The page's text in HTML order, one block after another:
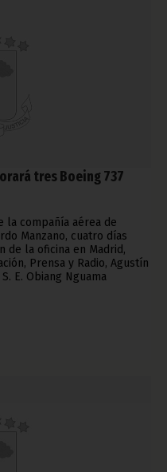
tres Boeing 737
la compañía aérea de
Manzano, cuatro días
de la oficina en Madrid,
Prensa y Radio, Agustín
E. Obiang Nguama